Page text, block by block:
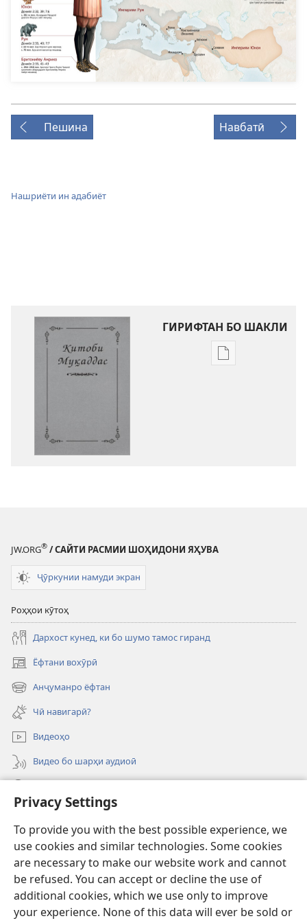
Privacy Settings
To provide you with the best possible experience, we
use cookies and similar technologies. Some cookies
are necessary to make our website work and cannot
be refused. You can accept or decline the use of
additional cookies, which we use only to improve
your experience. None of this data will ever be sold or
Пешина Навбатӣ
Нашриёти ин адабиёт
ГИРИФТАН БО ШАКЛИ
Тарзҳои
JW.ORG® / САЙТИ РАСМИИ ШОҲИДОНИ ЯҲУВА
Ҷӯркунии намуди экран
Роҳҳои кӯтоҳ
Дархост кунед, ки бо шумо тамос гиранд
Ёфтани вохӯрӣ
(дар
саҳифаи
нав
кушода
мешавад)
Анҷуманро ёфтан
(дар
саҳифаи
нав
кушода
мешавад)
Чӣ навигарӣ?
Видеоҳо
Видео бо шарҳи аудиоӣ
(дар
саҳифаи
нав
кушода
мешавад)
ОНЛАЙН-КИТОБХОНАИ Бурҷи дидбонӣ
(дар
саҳифаи
нав
мешавад)
JW Hub ®
(дар
саҳифаи